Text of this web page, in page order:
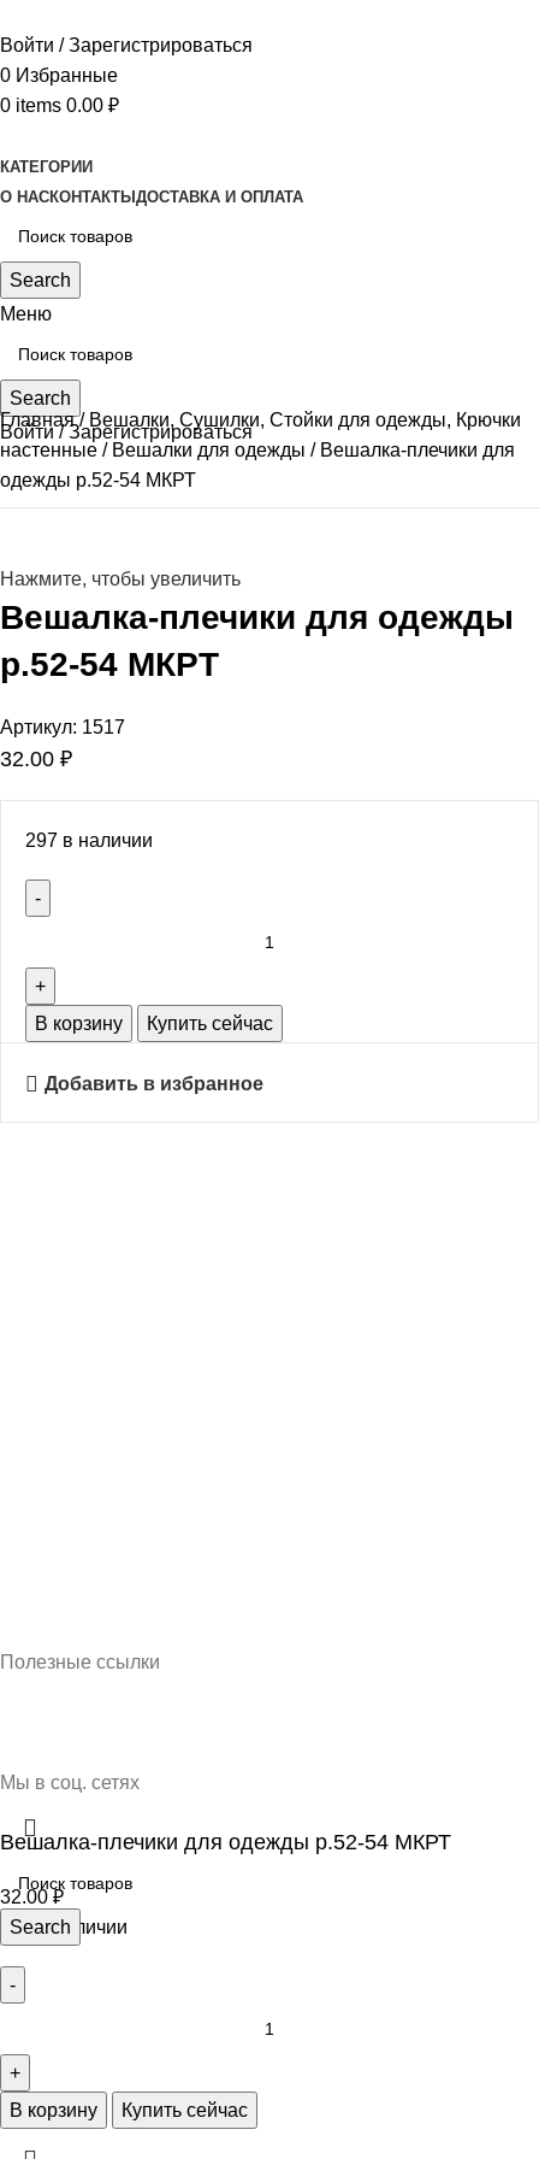
Войти / Зарегистрироваться
0 Избранные
0 items 0.00 ₽
КАТЕГОРИИ
О НАСКОНТАКТЫ ДОСТАВКА И ОПЛАТА
Search
Меню
Search
Войти / Зарегистрироваться
Главная Вешалки, Сушилки, Стойки для одежды, Крючки
настенные
Вешалки для одежды
Вешалка-плечики для
одежды р.52-54 МКРТ
Нажмите, чтобы увеличить
Вешалка-плечики для одежды
р.52-54 МКРТ
Артикул: 1517
32.00 ₽
297 в наличии
В корзину Купить сейчас
Добавить в избранное
Полезные ссылки
Мы в соц. сетях
Search
Вешалка-плечики для одежды р.52-54 МКРТ
32.00 ₽
297 в наличии
В корзину Купить сейчас